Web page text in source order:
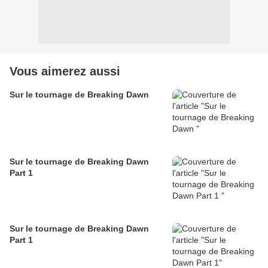
Vous aimerez aussi
Sur le tournage de Breaking Dawn
Sur le tournage de Breaking Dawn
Part 1
Sur le tournage de Breaking Dawn
Part 1